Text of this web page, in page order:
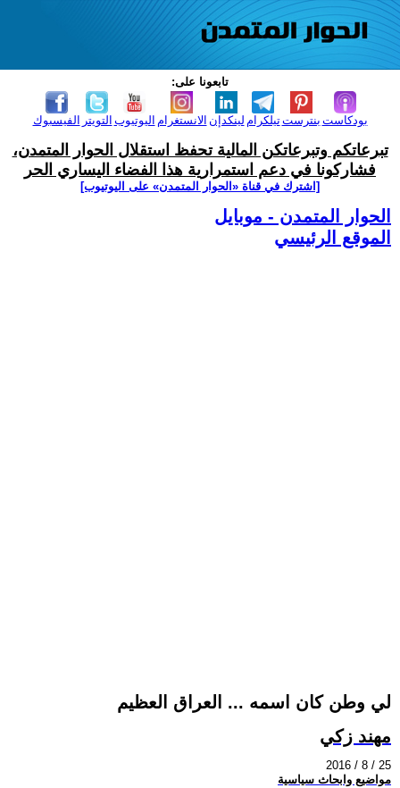
تابعونا على:
الفيسبوك التويتر اليوتيوب الانستغرام لينكدإن تيلكرامبنترست بودكاست
تبرعاتكم وتبرعاتكن المالية تحفظ استقلال الحوار المتمدن،
فشاركونا في دعم استمرارية هذا الفضاء اليساري الحر
[اشترك في قناة ‫«الحوار المتمدن» على اليوتيوب]
الحوار المتمدن - موبايل
الموقع الرئيسي
لي وطن كان اسمه ... العراق العظيم
مهند زكي
2016 / 8 / 25
مواضيع وابحاث سياسية